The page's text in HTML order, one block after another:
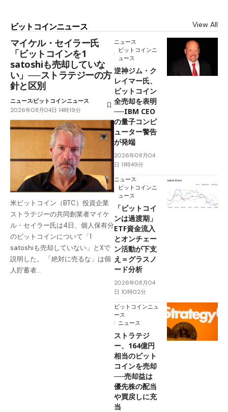
ビットコインニュース View All
マイケル・セイラー氏
「ビットコインを1
satoshiも売却していな
い」──ストラテジーの方
針と区別
ニュースビットコインニュース
2026年08月04日 14時19分
米ビットコイン（BTC）投資企業
ストラテジーの共同創業者マイケ
ル・セイラー氏は4日、個人保有分
のビットコインについて「1
satoshiも売却していない」とXで
説明した。 「絶対に売るな」は個
人貯蓄者…
ニュース
ビットコインニ
ュース
逆神ジム・ク
レイマー氏、
ビットコイン
全売却を表明
──IBM CEO
の量子コンピ
ューター警告
が発端
2026年08月04
日 11時49分
ニュース
ビットコインニ
ュース
「ビットコイ
ンは過渡期」
ETF資金流入
とオンチェー
ン活動が下支
え＝グラスノ
ード分析
2026年08月04
日 10時02分
ビットコインニュ
ース
ニュース
ストラテジ
ー、164億円
相当のビット
コインを売却
──売却益は
優先株の配当
や買戻しに充
当